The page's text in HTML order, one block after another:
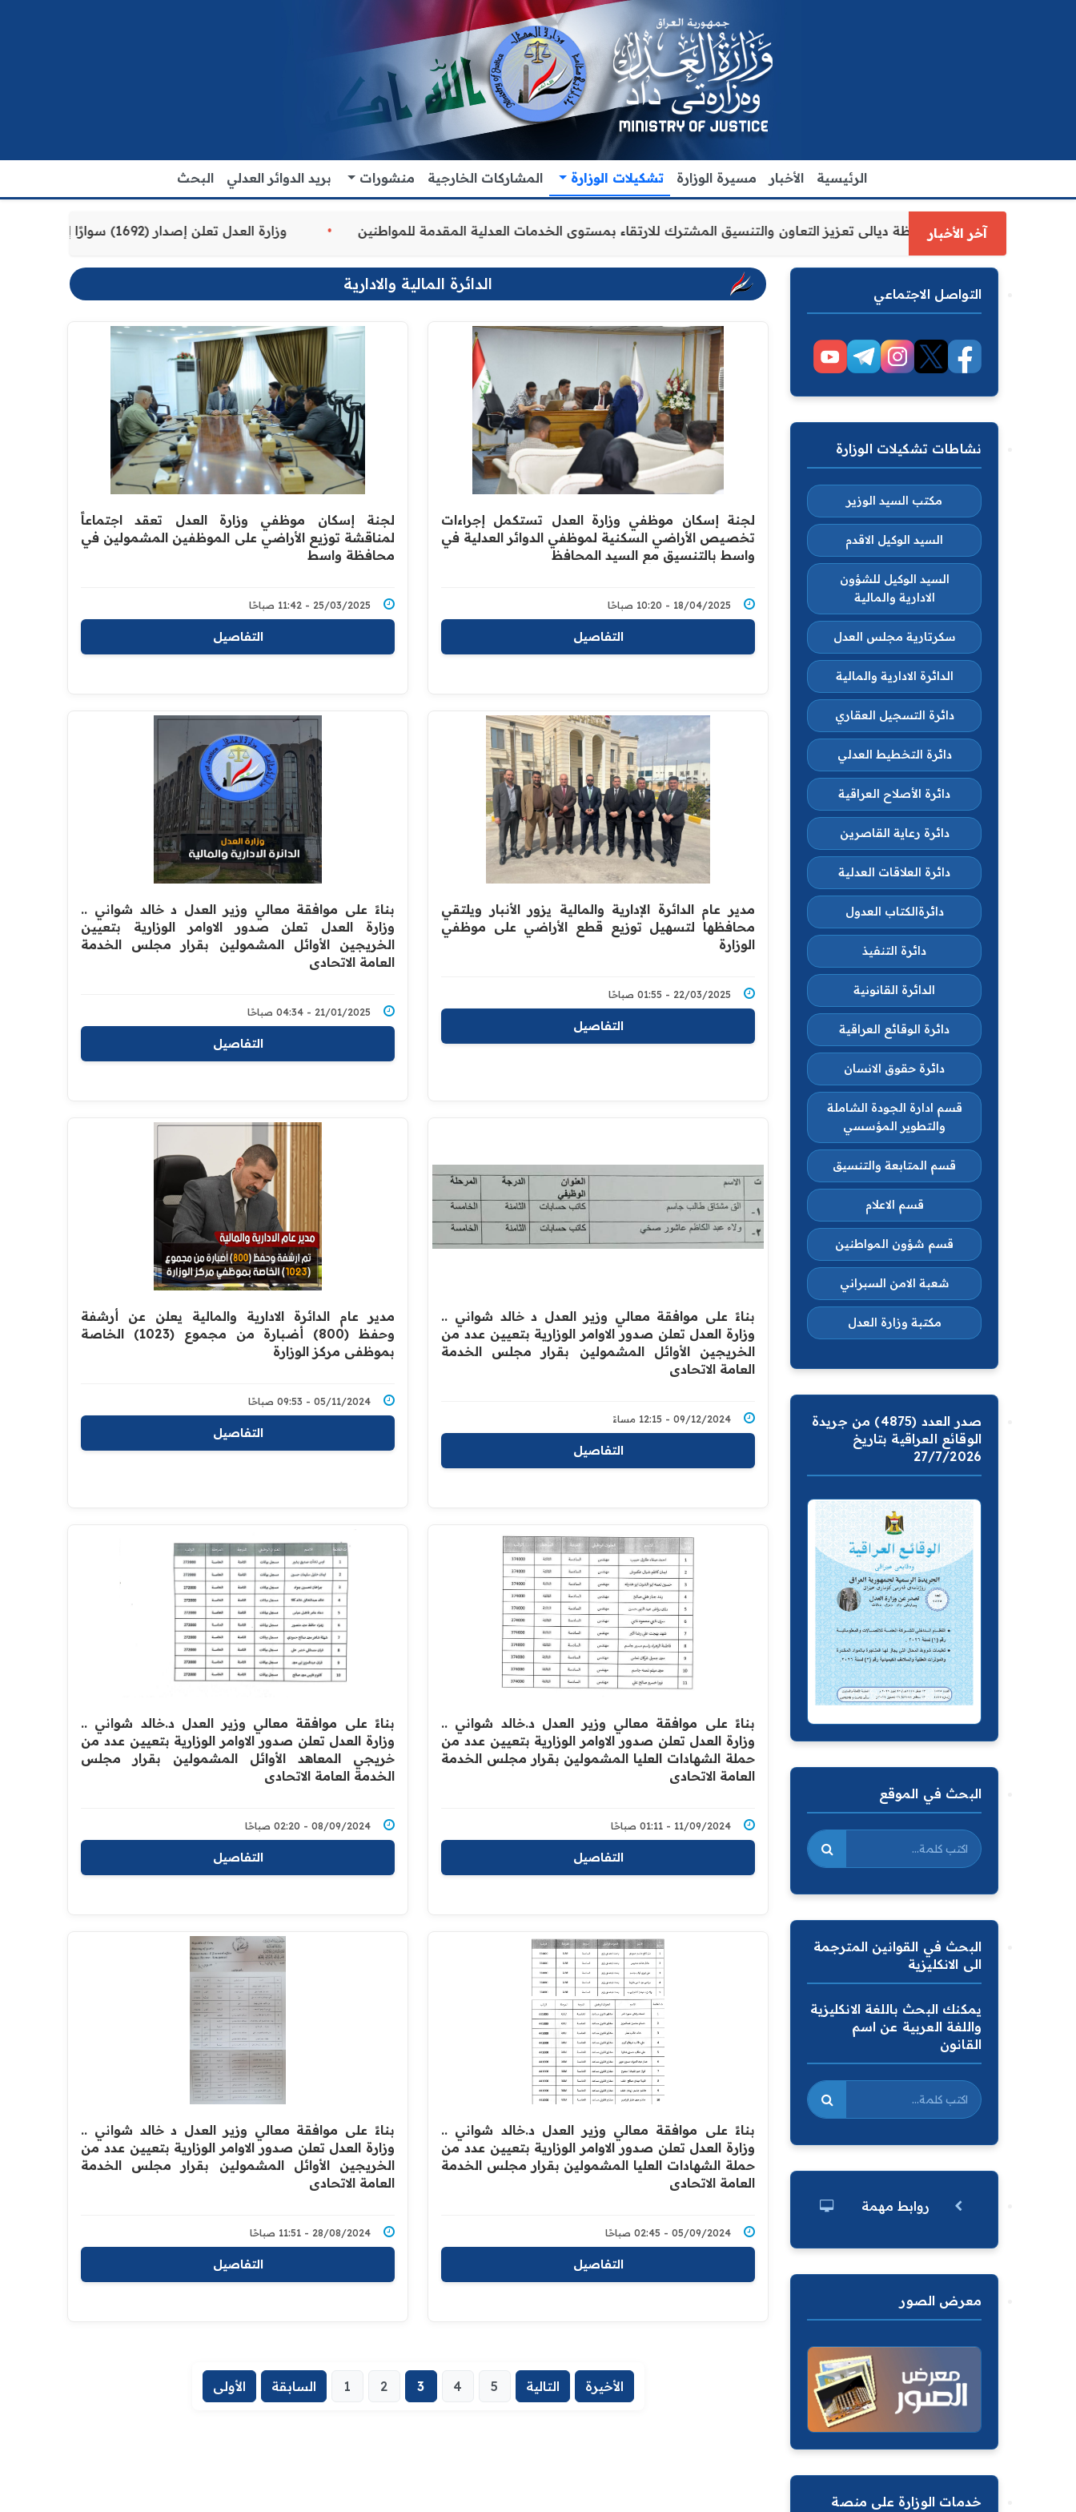
الرئيسية الأخبار مسيرة الوزارة تشكيلات الوزارة المشاركات الخارجية منشورات بريد الدوائر العدلي البحث
آخر الأخبار
العدل الاقدم يبحث مع رئيس مجلس محافظة ديالى تعزيز التعاون والتنسيق المشترك للارتقاء بمستوى الخدمات العدلية المقدمة للمواطنين وزارة العدل تعلن إصدار (1692) سوارًا إلكترونيًا لنزلاء سجن الناصرية المركزي لتنظيم التعاملات المالية داخل المؤسسات الإصلاحية
الدائرة المالية والادارية
لجنة إسكان موظفي وزارة العدل تستكمل إجراءات
تخصيص الأراضي السكنية لموظفي الدوائر العدلية في
واسط بالتنسيق مع السيد المحافظ
18/04/2025 - 10:20 صباحًا
التفاصيل
لجنة إسكان موظفي وزارة العدل تعقد اجتماعاً
لمناقشة توزيع الأراضي على الموظفين المشمولين في
محافظة واسط
25/03/2025 - 11:42 صباحًا
التفاصيل
مدير عام الدائرة الإدارية والمالية يزور الأنبار ويلتقي
محافظها لتسهيل توزيع قطع الأراضي على موظفي
الوزارة
22/03/2025 - 01:55 صباحًا
التفاصيل
بناءً على موافقة معالي وزير العدل د خالد شواني ..
وزارة العدل تعلن صدور الاوامر الوزارية بتعيين
الخريجين الأوائل المشمولين بقرار مجلس الخدمة
العامة الاتحادي
21/01/2025 - 04:34 صباحًا
التفاصيل
بناءً على موافقة معالي وزير العدل د خالد شواني ..
وزارة العدل تعلن صدور الاوامر الوزارية بتعيين عدد من
الخريجين الأوائل المشمولين بقرار مجلس الخدمة
العامة الاتحادي
09/12/2024 - 12:15 مساءً
التفاصيل
مدير عام الدائرة الادارية والمالية يعلن عن أرشفة
وحفظ (800) أضبارة من مجموع (1023) الخاصة
بموظفي مركز الوزارة
05/11/2024 - 09:53 صباحًا
التفاصيل
بناءً على موافقة معالي وزير العدل د.خالد شواني ..
وزارة العدل تعلن صدور الاوامر الوزارية بتعيين عدد من
حملة الشهادات العليا المشمولين بقرار مجلس الخدمة
العامة الاتحادي
11/09/2024 - 01:11 صباحًا
التفاصيل
بناءً على موافقة معالي وزير العدل د.خالد شواني ..
وزارة العدل تعلن صدور الاوامر الوزارية بتعيين عدد من
خريجي المعاهد الأوائل المشمولين بقرار مجلس
الخدمة العامة الاتحادي
08/09/2024 - 02:20 صباحًا
التفاصيل
بناءً على موافقة معالي وزير العدل د.خالد شواني ..
وزارة العدل تعلن صدور الاوامر الوزارية بتعيين عدد من
حملة الشهادات العليا المشمولين بقرار مجلس الخدمة
العامة الاتحادي
05/09/2024 - 02:45 صباحًا
التفاصيل
بناءً على موافقة معالي وزير العدل د خالد شواني ..
وزارة العدل تعلن صدور الاوامر الوزارية بتعيين عدد من
الخريجين الأوائل المشمولين بقرار مجلس الخدمة
العامة الاتحادي
28/08/2024 - 11:51 صباحًا
التفاصيل
الأولى السابقة 1 2 3 4 5 التالية الأخيرة
التواصل الاجتماعي
نشاطات تشكيلات الوزارة
مكتب السيد الوزير
السيد الوكيل الاقدم
السيد الوكيل للشؤون
الادارية والمالية
سكرتارية مجلس العدل
الدائرة الادارية والمالية
دائرة التسجيل العقاري
دائرة التخطيط العدلي
دائرة الأصلاح العراقية
دائرة رعاية القاصرين
دائرة العلاقات العدلية
دائرةالكتاب العدول
دائرة التنفيذ
الدائرة القانونية
دائرة الوقائع العراقية
دائرة حقوق الانسان
قسم ادارة الجودة الشاملة
والتطوير المؤسسي
قسم المتابعة والتنسيق
قسم الاعلام
قسم شؤون المواطنين
شعبة الامن السبراني
مكتبة وزارة العدل
صدر العدد (4875) من جريدة
الوقائع العراقية بتاريخ
27/7/2026
البحث في الموقع
البحث في القوانين المترجمة
الى الانكليزية
يمكنك البحث باللغة الانكليزية
واللغة العربية عن اسم
القانون
روابط مهمة
معرض الصور
خدمات الوزارة على منصة